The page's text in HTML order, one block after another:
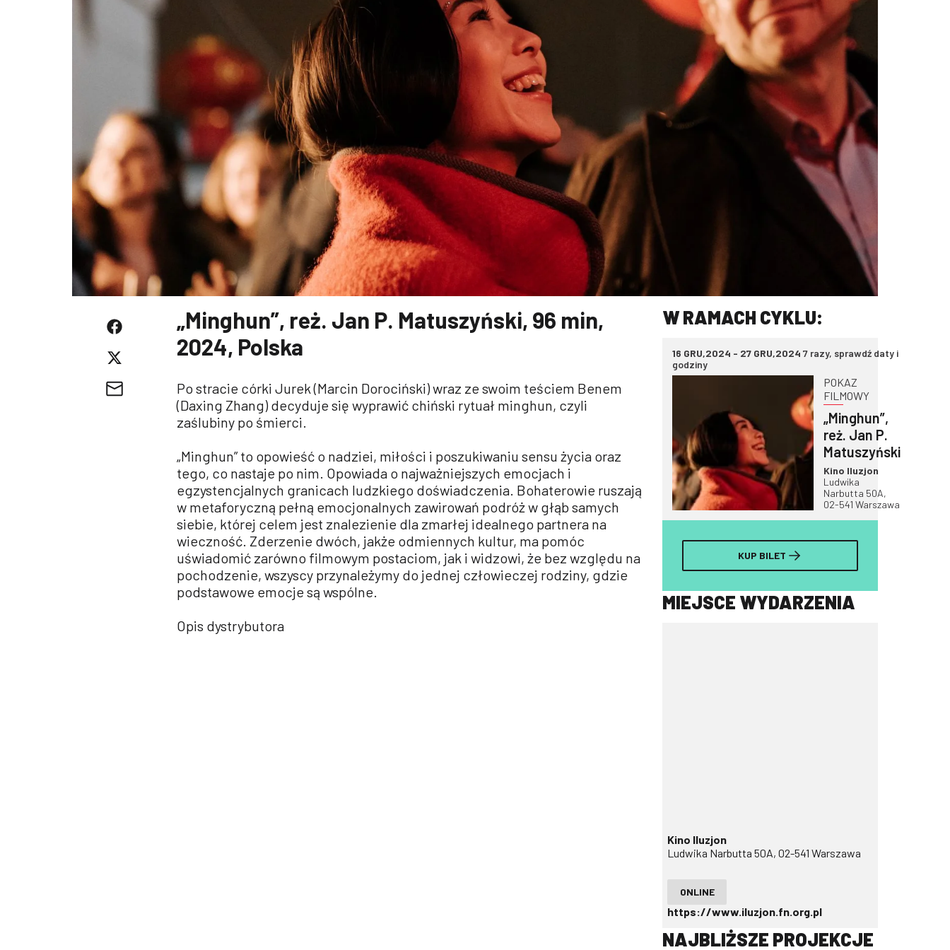
„Minghun”, reż. Jan P. Matuszyński, 96 min,
2024, Polska
Po stracie córki Jurek (Marcin Dorociński) wraz ze swoim teściem Benem
(Daxing Zhang) decyduje się wyprawić chiński rytuał minghun, czyli
zaślubiny po śmierci.
„Minghun” to opowieść o nadziei, miłości i poszukiwaniu sensu życia oraz
tego, co nastaje po nim. Opowiada o najważniejszych emocjach i
egzystencjalnych granicach ludzkiego doświadczenia. Bohaterowie ruszają
w metaforyczną pełną emocjonalnych zawirowań podróż w głąb samych
siebie, której celem jest znalezienie dla zmarłej idealnego partnera na
wieczność. Zderzenie dwóch, jakże odmiennych kultur, ma pomóc
uświadomić zarówno filmowym postaciom, jak i widzowi, że bez względu na
pochodzenie, wszyscy przynależymy do jednej człowieczej rodziny, gdzie
podstawowe emocje są wspólne.
Opis dystrybutora
W RAMACH CYKLU:
16 GRU,2024 - 27 GRU,2024 7 razy, sprawdź daty i
godziny
POKAZ
FILMOWY
„Minghun”,
reż. Jan P.
Matuszyński
Kino Iluzjon
Ludwika
Narbutta 50A,
02-541 Warszawa
KUP BILET
MIEJSCE WYDARZENIA
Kino Iluzjon
Ludwika Narbutta 50A, 02-541 Warszawa
ONLINE
https://www.iluzjon.fn.org.pl
NAJBLIŻSZE PROJEKCJE